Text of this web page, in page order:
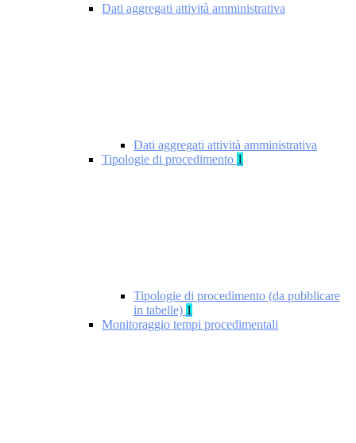
Dati aggregati attività amministrativa
Dati aggregati attività amministrativa
Tipologie di procedimento 1
Tipologie di procedimento (da pubblicare
in tabelle) 1
Monitoraggio tempi procedimentali